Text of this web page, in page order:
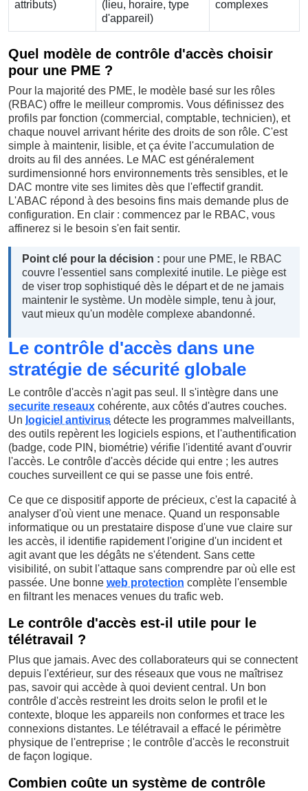
attributs)
(lieu, horaire, type
d'appareil)
complexes
Quel modèle de contrôle d'accès choisir
pour une PME ?
Pour la majorité des PME, le modèle basé sur les rôles
(RBAC) offre le meilleur compromis. Vous définissez des
profils par fonction (commercial, comptable, technicien), et
chaque nouvel arrivant hérite des droits de son rôle. C'est
simple à maintenir, lisible, et ça évite l'accumulation de
droits au fil des années. Le MAC est généralement
surdimensionné hors environnements très sensibles, et le
DAC montre vite ses limites dès que l'effectif grandit.
L'ABAC répond à des besoins fins mais demande plus de
configuration. En clair : commencez par le RBAC, vous
affinerez si le besoin s'en fait sentir.
Point clé pour la décision : pour une PME, le RBAC
couvre l'essentiel sans complexité inutile. Le piège est
de viser trop sophistiqué dès le départ et de ne jamais
maintenir le système. Un modèle simple, tenu à jour,
vaut mieux qu'un modèle complexe abandonné.
Le contrôle d'accès dans une
stratégie de sécurité globale
Le contrôle d'accès n'agit pas seul. Il s'intègre dans une
securite reseaux cohérente, aux côtés d'autres couches.
Un logiciel antivirus détecte les programmes malveillants,
des outils repèrent les logiciels espions, et l'authentification
(badge, code PIN, biométrie) vérifie l'identité avant d'ouvrir
l'accès. Le contrôle d'accès décide qui entre ; les autres
couches surveillent ce qui se passe une fois entré.
Ce que ce dispositif apporte de précieux, c'est la capacité à
analyser d'où vient une menace. Quand un responsable
informatique ou un prestataire dispose d'une vue claire sur
les accès, il identifie rapidement l'origine d'un incident et
agit avant que les dégâts ne s'étendent. Sans cette
visibilité, on subit l'attaque sans comprendre par où elle est
passée. Une bonne web protection complète l'ensemble
en filtrant les menaces venues du trafic web.
Le contrôle d'accès est-il utile pour le
télétravail ?
Plus que jamais. Avec des collaborateurs qui se connectent
depuis l'extérieur, sur des réseaux que vous ne maîtrisez
pas, savoir qui accède à quoi devient central. Un bon
contrôle d'accès restreint les droits selon le profil et le
contexte, bloque les appareils non conformes et trace les
connexions distantes. Le télétravail a effacé le périmètre
physique de l'entreprise ; le contrôle d'accès le reconstruit
de façon logique.
Combien coûte un système de contrôle